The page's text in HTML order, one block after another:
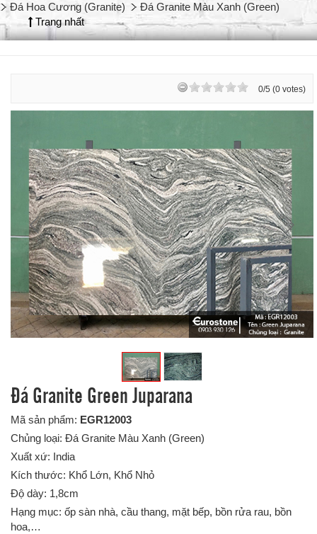
Đá Hoa Cương (Granite)
Đá Granite Màu Xanh (Green)
Trang nhất
0/5 (0 votes)
Đá Granite Green Juparana
Mã sản phẩm: EGR12003
Chủng loại: Đá Granite Màu Xanh (Green)
Xuất xứ: India
Kích thước: Khổ Lớn, Khổ Nhỏ
Độ dày: 1,8cm
Hạng mục: ốp sàn nhà, cầu thang, mặt bếp, bồn rửa rau, bồn
hoa,…